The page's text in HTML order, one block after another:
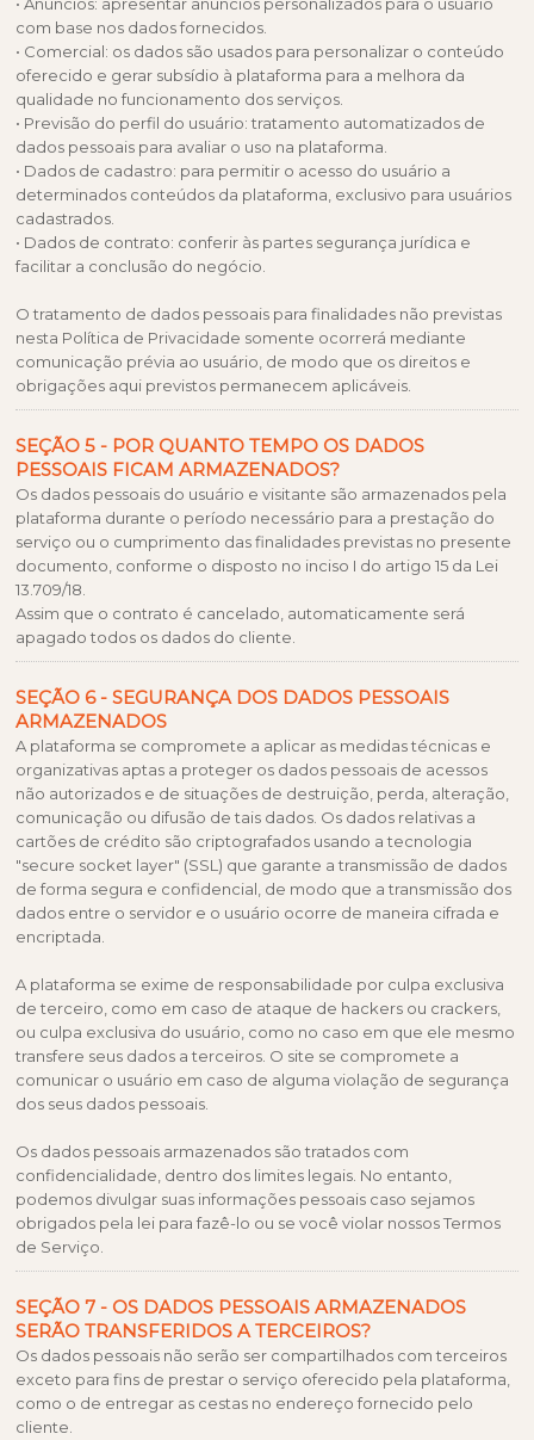
com base nos dados fornecidos.
• Comercial: os dados são usados para personalizar o conteúdo
oferecido e gerar subsídio à plataforma para a melhora da
qualidade no funcionamento dos serviços.
• Previsão do perfil do usuário: tratamento automatizados de
dados pessoais para avaliar o uso na plataforma.
• Dados de cadastro: para permitir o acesso do usuário a
determinados conteúdos da plataforma, exclusivo para usuários
cadastrados.
• Dados de contrato: conferir às partes segurança jurídica e
facilitar a conclusão do negócio.
O tratamento de dados pessoais para finalidades não previstas
nesta Política de Privacidade somente ocorrerá mediante
comunicação prévia ao usuário, de modo que os direitos e
obrigações aqui previstos permanecem aplicáveis.
SEÇÃO 5 - POR QUANTO TEMPO OS DADOS
PESSOAIS FICAM ARMAZENADOS?
Os dados pessoais do usuário e visitante são armazenados pela
plataforma durante o período necessário para a prestação do
serviço ou o cumprimento das finalidades previstas no presente
documento, conforme o disposto no inciso I do artigo 15 da Lei
13.709/18.
Assim que o contrato é cancelado, automaticamente será
apagado todos os dados do cliente.
SEÇÃO 6 - SEGURANÇA DOS DADOS PESSOAIS
ARMAZENADOS
A plataforma se compromete a aplicar as medidas técnicas e
organizativas aptas a proteger os dados pessoais de acessos
não autorizados e de situações de destruição, perda, alteração,
comunicação ou difusão de tais dados. Os dados relativas a
cartões de crédito são criptografados usando a tecnologia
"secure socket layer" (SSL) que garante a transmissão de dados
de forma segura e confidencial, de modo que a transmissão dos
dados entre o servidor e o usuário ocorre de maneira cifrada e
encriptada.
A plataforma se exime de responsabilidade por culpa exclusiva
de terceiro, como em caso de ataque de hackers ou crackers,
ou culpa exclusiva do usuário, como no caso em que ele mesmo
transfere seus dados a terceiros. O site se compromete a
comunicar o usuário em caso de alguma violação de segurança
dos seus dados pessoais.
Os dados pessoais armazenados são tratados com
confidencialidade, dentro dos limites legais. No entanto,
podemos divulgar suas informações pessoais caso sejamos
obrigados pela lei para fazê-lo ou se você violar nossos Termos
de Serviço.
SEÇÃO 7 - OS DADOS PESSOAIS ARMAZENADOS
SERÃO TRANSFERIDOS A TERCEIROS?
Os dados pessoais não serão ser compartilhados com terceiros
exceto para fins de prestar o serviço oferecido pela plataforma,
como o de entregar as cestas no endereço fornecido pelo
cliente.